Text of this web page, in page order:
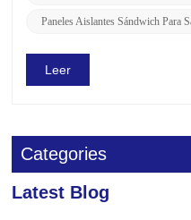
Paneles Aislantes Sándwich Para
Leer
Categories
Latest Blog